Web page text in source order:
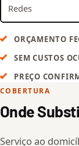
Redes
ORÇAMENTO
SEM CUSTOS
PREÇO
COBERTURA
Onde
Serviço ao